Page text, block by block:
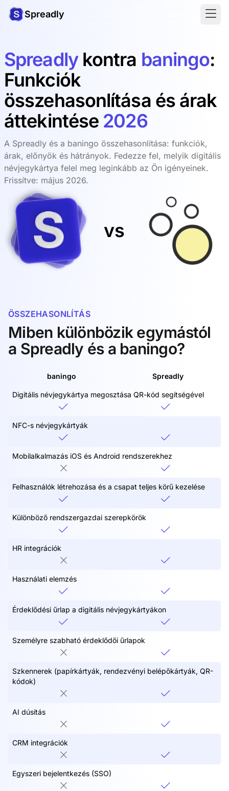
Spreadly
vs
Spreadlykontra baningo:
Funkciók
összehasonlítása és árak
áttekintése 2026
A Spreadly és a baningo összehasonlítása: funkciók,
árak, előnyök és hátrányok. Fedezze fel, melyik digitális
névjegykártya felel meg leginkább az Ön igényeinek.
Frissítve: május 2026.
ÖSSZEHASONLÍTÁS
Miben különbözik egymástól
a Spreadly és a baningo?
baningo Spreadly
Digitális névjegykártya megosztása QR-kód segítségével
NFC-s névjegykártyák
Mobilalkalmazás iOS és Android rendszerekhez
Felhasználók létrehozása és a csapat teljes körű kezelése
Különböző rendszergazdai szerepkörök
HR integrációk
Használati elemzés
Érdeklődési űrlap a digitális névjegykártyákon
Személyre szabható érdeklődői űrlapok
Szkennerek (papírkártyák, rendezvényi belépőkártyák, QR-
kódok)
AI dúsítás
CRM integrációk
Egyszeri bejelentkezés (SSO)